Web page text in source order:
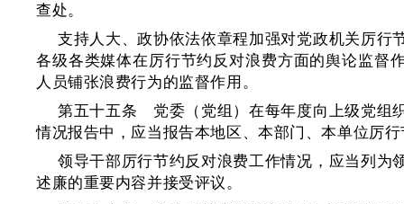
查处。
支持人大、政协依法依章程加强对党政机关厉行
各级各类媒体在厉行节约反对浪费方面的舆论监督
人员铺张浪费行为的监督作用。
第五十五条 党委（党组）在每年度向上级党组
情况报告中，应当报告本地区、本部门、本单位厉
领导干部厉行节约反对浪费工作情况，应当列为
述廉的重要内容并接受评议。